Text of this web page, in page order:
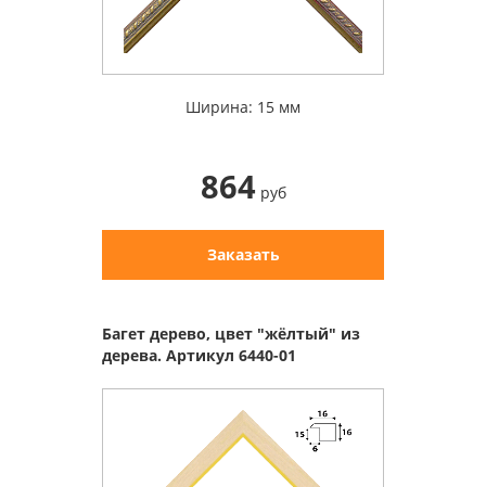
Ширина: 15 мм
864 руб
Заказать
Багет дерево, цвет "жёлтый" из
дерева. Артикул 6440-01